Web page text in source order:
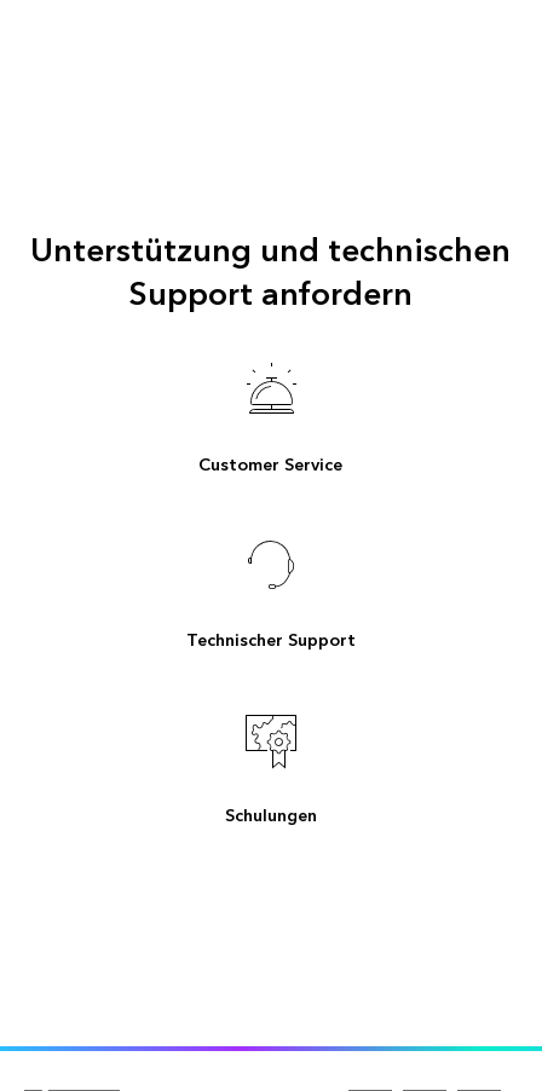
Unterstützung und technischen
Support anfordern
Customer Service
Technischer Support
Schulungen